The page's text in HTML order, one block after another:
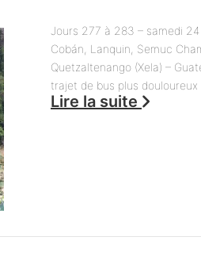
Jours 277 à 283 – samedi
Cobán, Lanquin, Semuc
Quetzaltenango (Xela) –
trajet de bus plus douloureux
Lire la suite